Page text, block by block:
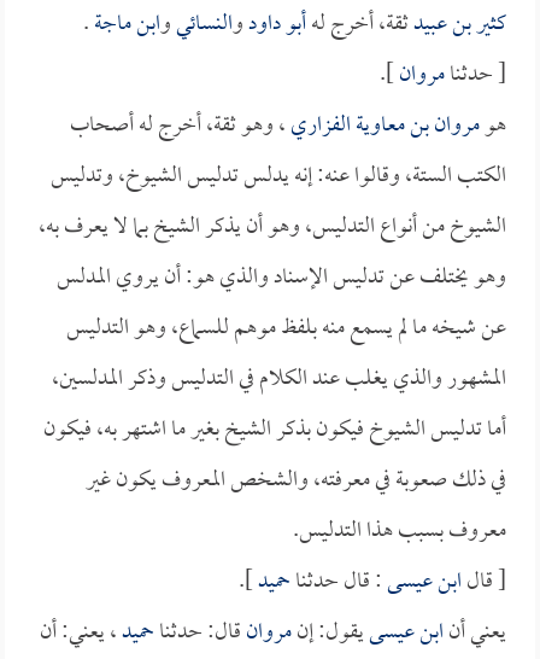
كثير بن عبيدثقة، أخرج لهأبو داودوالنسائيوابن ماجة.
[ حدثنامروان].
هومروان بن معاوية الفزاري، وهو ثقة، أخرج له أصحاب
الكتب الستة، وقالوا عنه: إنه يدلس تدليس الشيوخ، وتدليس
الشيوخ من أنواع التدليس، وهو أن يذكر الشيخ بما لا يعرف به،
وهو يختلف عن تدليس الإسناد والذي هو: أن يروي المدلس
عن شيخه ما لم يسمع منه بلفظ موهم للسماع، وهو التدليس
المشهور والذي يغلب عند الكلام في التدليس وذكر المدلسين،
أما تدليس الشيوخ فيكون بذكر الشيخ بغير ما اشتهر به، فيكون
في ذلك صعوبة في معرفته، والشخص المعروف يكون غير
معروف بسبب هذا التدليس.
[ قالابن عيسى: قال حدثناحميد].
يعني أنابن عيسىيقول: إنمروانقال: حدثناحميد، يعني: أن